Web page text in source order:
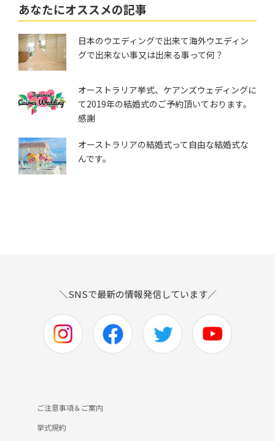
あなたにオススメの記事
日本のウエディングで出来て海外ウエディン
グで出来ない事又は出来る事って何？
オーストラリア挙式、ケアンズウェディングに
て2019年の結婚式のご予約頂いております。
感謝
オーストラリアの結婚式って自由な結婚式な
んです。
＼SNSで最新の情報発信しています／
ご注意事項＆ご案内
挙式規約